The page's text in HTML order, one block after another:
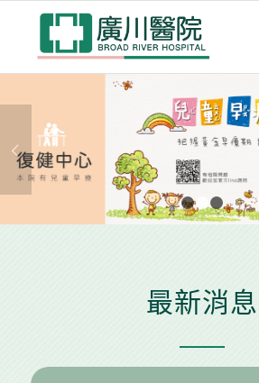
最新消息